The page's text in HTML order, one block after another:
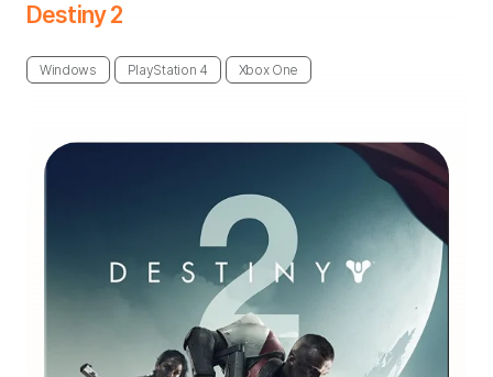
Destiny 2
Windows PlayStation 4 Xbox One